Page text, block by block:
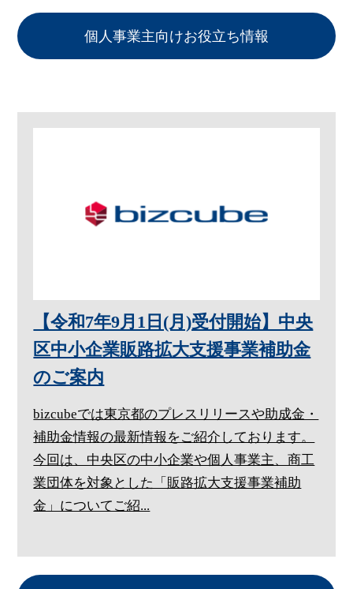
個人事業主向けお役立ち情報
【令和7年9月1日(月)受付開始】中央
区中小企業販路拡大支援事業補助金
のご案内
bizcubeでは東京都のプレスリリースや助成金・
補助金情報の最新情報をご紹介しております。
今回は、中央区の中小企業や個人事業主、商工
業団体を対象とした「販路拡大支援事業補助
金」についてご紹...